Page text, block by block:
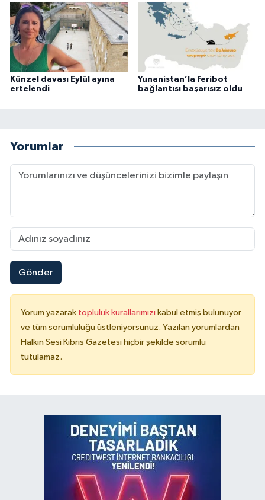
Künzel davası Eylül ayına
ertelendi
Yunanistan’la feribot
bağlantısı başarısız oldu
Yorumlar
Gönder
Yorum yazarak topluluk kurallarımızı kabul etmiş bulunuyor
ve tüm sorumluluğu üstleniyorsunuz. Yazılan yorumlardan
Halkın Sesi Kıbrıs Gazetesi hiçbir şekilde sorumlu
tutulamaz.